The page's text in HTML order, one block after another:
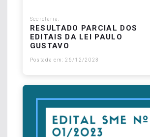
Secretaria:
RESULTADO PARCIAL DOS
EDITAIS DA LEI PAULO
GUSTAVO
Postada em: 26/12/2023